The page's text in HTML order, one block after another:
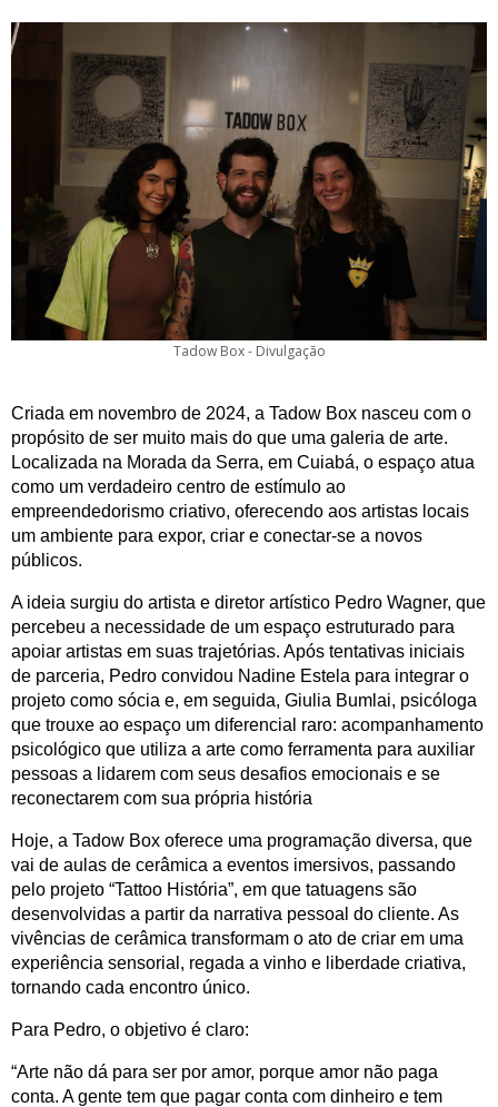
Tadow Box - Divulgação
Criada em novembro de 2024, a Tadow Box nasceu com o
propósito de ser muito mais do que uma galeria de arte.
Localizada na Morada da Serra, em Cuiabá, o espaço atua
como um verdadeiro centro de estímulo ao
empreendedorismo criativo, oferecendo aos artistas locais
um ambiente para expor, criar e conectar-se a novos
públicos.
A ideia surgiu do artista e diretor artístico Pedro Wagner, que
percebeu a necessidade de um espaço estruturado para
apoiar artistas em suas trajetórias. Após tentativas iniciais
de parceria, Pedro convidou Nadine Estela para integrar o
projeto como sócia e, em seguida, Giulia Bumlai, psicóloga
que trouxe ao espaço um diferencial raro: acompanhamento
psicológico que utiliza a arte como ferramenta para auxiliar
pessoas a lidarem com seus desafios emocionais e se
reconectarem com sua própria história
Hoje, a Tadow Box oferece uma programação diversa, que
vai de aulas de cerâmica a eventos imersivos, passando
pelo projeto “Tattoo História”, em que tatuagens são
desenvolvidas a partir da narrativa pessoal do cliente. As
vivências de cerâmica transformam o ato de criar em uma
experiência sensorial, regada a vinho e liberdade criativa,
tornando cada encontro único.
Para Pedro, o objetivo é claro:
“Arte não dá para ser por amor, porque amor não paga
conta. A gente tem que pagar conta com dinheiro e tem